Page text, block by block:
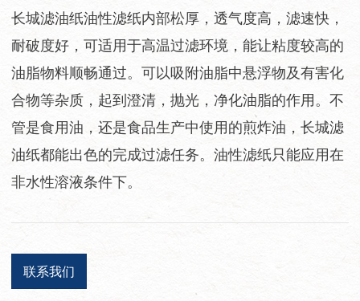
长城滤油纸油性滤纸内部松厚，透气度高，滤速快，
耐破度好，可适用于高温过滤环境，能让粘度较高的
油脂物料顺畅通过。可以吸附油脂中悬浮物及有害化
合物等杂质，起到澄清，抛光，净化油脂的作用。不
管是食用油，还是食品生产中使用的煎炸油，长城滤
油纸都能出色的完成过滤任务。油性滤纸只能应用在
非水性溶液条件下。
联系我们